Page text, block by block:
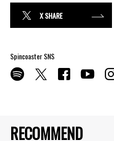
RECOMMEND
X SHARE
Spincoaster SNS